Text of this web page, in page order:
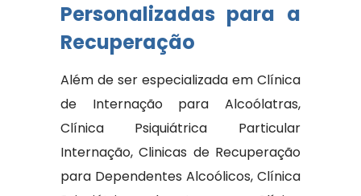
Personalizadas para a
Recuperação
Além de ser especializada em Clínica
de Internação para Alcoólatras,
Clínica Psiquiátrica Particular
Internação, Clinicas de Recuperação
para Dependentes Alcoólicos, Clínica